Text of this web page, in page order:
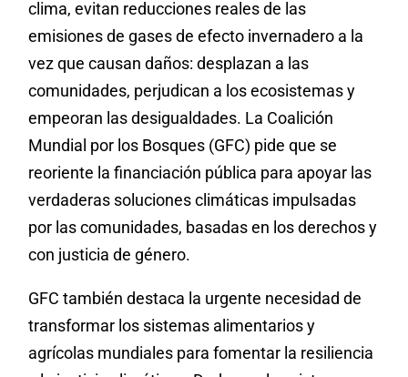
clima, evitan reducciones reales de las
emisiones de gases de efecto invernadero a la
vez que causan daños: desplazan a las
comunidades, perjudican a los ecosistemas y
empeoran las desigualdades. La Coalición
Mundial por los Bosques (GFC) pide que se
reoriente la financiación pública para apoyar las
verdaderas soluciones climáticas impulsadas
por las comunidades, basadas en los derechos y
con justicia de género.
GFC también destaca la urgente necesidad de
transformar los sistemas alimentarios y
agrícolas mundiales para fomentar la resiliencia